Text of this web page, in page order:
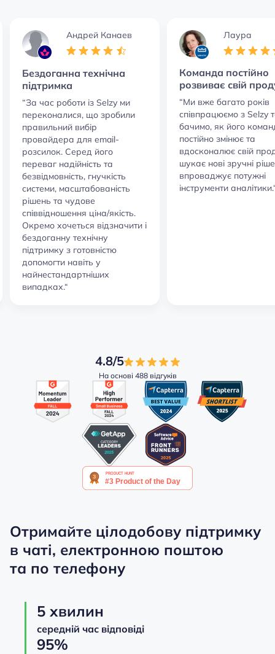
Андрей Канаев
Бездоганна технічна
підтримка
“За час роботи із Selzy ми
переконалися, що зробили
правильний вибір
провайдера для email-
розсилок. Серед його
переваг надійність та
безвідмовність, гнучкість
системи, масштабованість
рішень та чудове
співвідношення ціна/якість.
Окремо хочеться відзначити і
бездоганну технічну
підтримку з готовністю
допомогти навіть у
найнестандартніших
випадках.“
Лаура
Команда постійно
розвиває свій
“Ми вже багато років
співпрацюємо з Selzy
бачимо, як його
постійно змінює та
вдосконалює свій
шукає нові зручні
впроваджує потужні
інструменти
4.8/5
На основі 488 відгуків
Отримайте цілодобову підтримку
в чаті, електронною поштою
та по телефону
5 хвилин
середній час відповіді
95%